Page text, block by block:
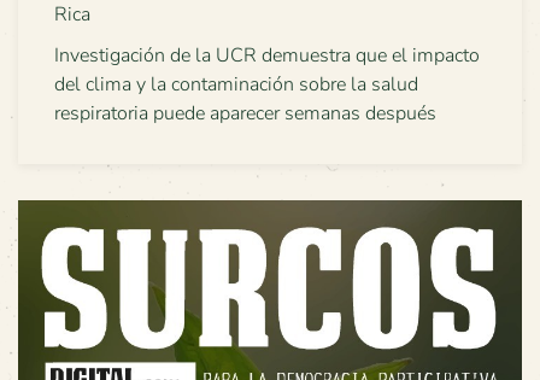
Rica
Investigación de la UCR demuestra que el impacto
del clima y la contaminación sobre la salud
respiratoria puede aparecer semanas después